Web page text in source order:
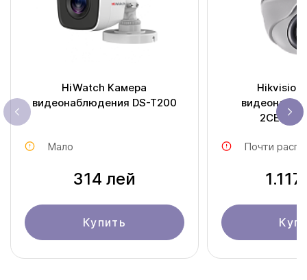
HiWatch Камера
видеонаблюдения DS-T200
Мало
314 лей
Купить
Hikvision
Почти